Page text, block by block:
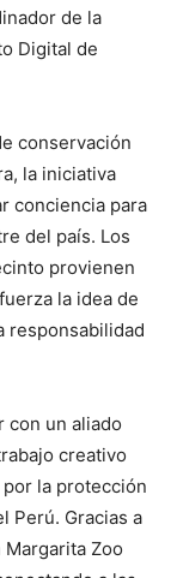
de la
Digital de
conservación
la iniciativa
conciencia para
del país. Los
provienen
la idea de
responsabilidad
con un aliado
creativo
la protección
Perú. Gracias a
Zoo